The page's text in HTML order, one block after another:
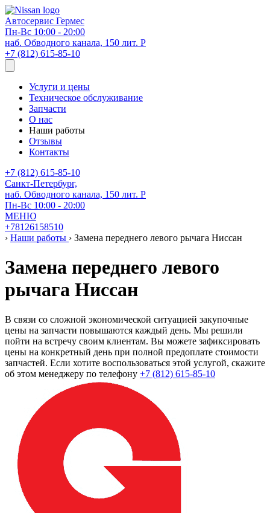
Автосервис Гермес
Пн-Вс 10:00 - 20:00
наб. Обводного канала, 150 лит. Р
+7 (812) 615-85-10
Услуги и цены
Техническое обслуживание
Запчасти
О нас
Наши работы
Отзывы
Контакты
+7 (812) 615-85-10
Санкт-Петербург,
наб. Обводного канала, 150 лит. Р
Пн-Вс 10:00 - 20:00
МЕНЮ
+78126158510
› Наши работы › Замена переднего левого рычага Ниссан
Замена переднего левого
рычага Ниссан
В связи со сложной экономической ситуацией закупочные
цены на запчасти повышаются каждый день. Мы решили
пойти на встречу своим клиентам. Вы можете зафиксировать
цены на конкретный день при полной предоплате стоимости
запчастей. Если хотите воспользоваться этой услугой, скажите
об этом менеджеру по телефону +7 (812) 615-85-10